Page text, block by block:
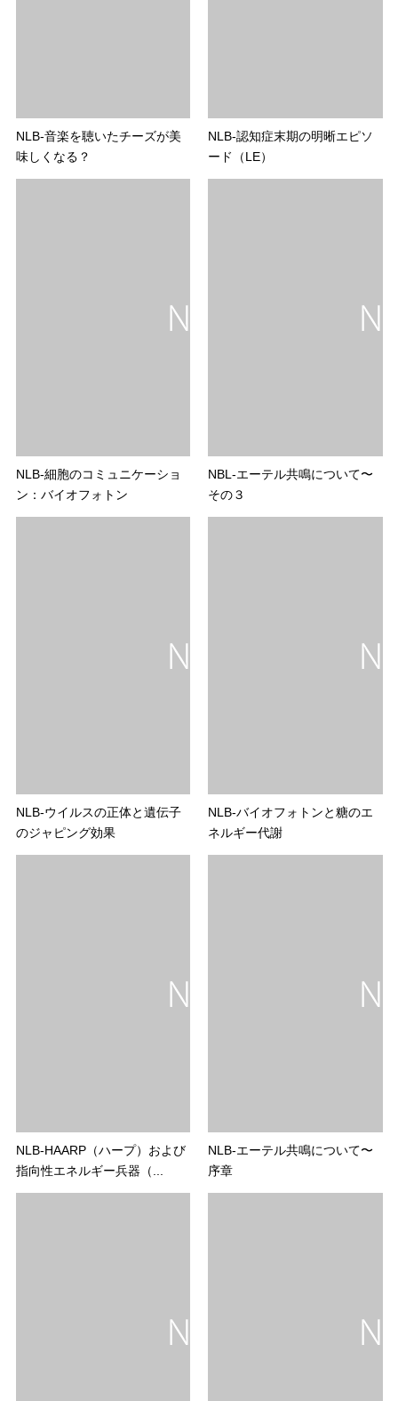
NLB-音楽を聴いたチーズが美
味しくなる？
NLB-認知症末期の明晰エピソ
ード（LE）
NLB-細胞のコミュニケーショ
ン：バイオフォトン
NBL-エーテル共鳴について〜
その３
NLB-ウイルスの正体と遺伝子
のジャピング効果
NLB-バイオフォトンと糖のエ
ネルギー代謝
NLB-HAARP（ハープ）および
指向性エネルギー兵器（...
NLB-エーテル共鳴について〜
序章